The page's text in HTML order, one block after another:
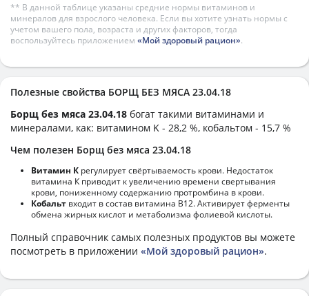
** В данной таблице указаны средние нормы витаминов и
минералов для взрослого человека. Если вы хотите узнать нормы с
учетом вашего пола, возраста и других факторов, тогда
воспользуйтесь приложением «Мой здоровый рацион».
Полезные свойства БОРЩ БЕЗ МЯСА 23.04.18
Борщ без мяса 23.04.18 богат такими витаминами и
минералами, как: витамином K - 28,2 %, кобальтом - 15,7 %
Чем полезен Борщ без мяса 23.04.18
Витамин К регулирует свёртываемость крови. Недостаток
витамина К приводит к увеличению времени свертывания
крови, пониженному содержанию протромбина в крови.
Кобальт входит в состав витамина В12. Активирует ферменты
обмена жирных кислот и метаболизма фолиевой кислоты.
Полный справочник самых полезных продуктов вы можете
посмотреть в приложении «Мой здоровый рацион».